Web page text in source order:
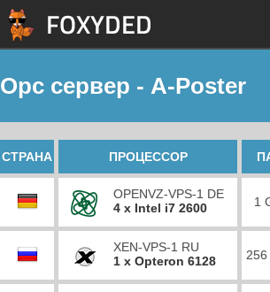
Opc сервер - A-Poster
СТРАНА ПРОЦЕССОР
OPENVZ-VPS-1 DE
4 x Intel i7 2600
1
XEN-VPS-1 RU
1 x Opteron 6128
256